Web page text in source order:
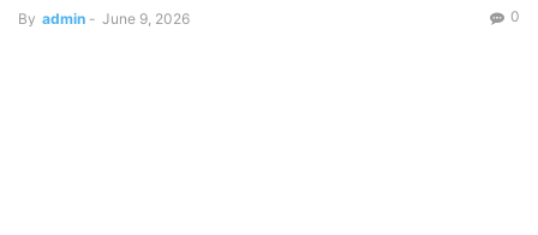
By admin - June 9, 2026 0